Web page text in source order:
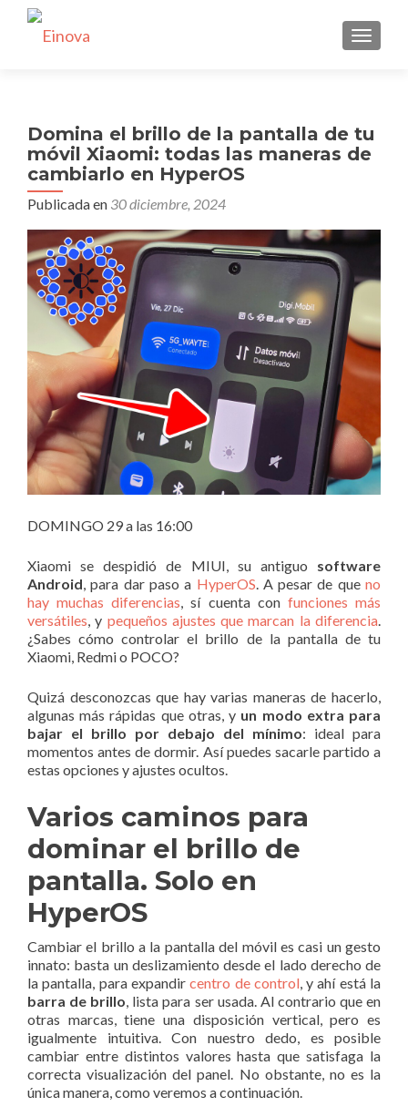
Domina el brillo de la pantalla de tu
móvil Xiaomi: todas las maneras de
cambiarlo en HyperOS
Publicada en 30 diciembre, 2024
DOMINGO 29 a las 16:00
Xiaomi se despidió de MIUI, su antiguo software
Android, para dar paso a HyperOS. A pesar de que no
hay muchas diferencias, sí cuenta con funciones más
versátiles, y pequeños ajustes que marcan la diferencia.
¿Sabes cómo controlar el brillo de la pantalla de tu
Xiaomi, Redmi o POCO?
Quizá desconozcas que hay varias maneras de hacerlo,
algunas más rápidas que otras, y un modo extra para
bajar el brillo por debajo del mínimo: ideal para
momentos antes de dormir. Así puedes sacarle partido a
estas opciones y ajustes ocultos.
Varios caminos para
dominar el brillo de
pantalla. Solo en
HyperOS
Cambiar el brillo a la pantalla del móvil es casi un gesto
innato: basta un deslizamiento desde el lado derecho de
la pantalla, para expandircentro de control, y ahí está la
barra de brillo, lista para ser usada. Al contrario que en
otras marcas, tiene una disposición vertical, pero es
igualmente intuitiva. Con nuestro dedo, es posible
cambiar entre distintos valores hasta que satisfaga la
correcta visualización del panel. No obstante, no es la
única manera, como veremos a continuación.